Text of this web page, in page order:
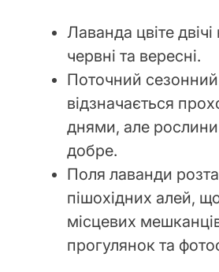
Лаванда цвіте
червні та вересні.
Поточний
відзначається
днями, але
добре.
Поля лаванди
пішохідних алей,
місцевих
прогулянок та